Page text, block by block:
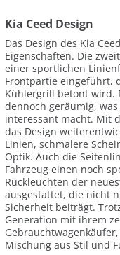
Kia Ceed Design
Das Design des Kia
Eigenschaften. Die
einer sportlichen
Frontpartie eingeführt,
Kühlergrill betont wird.
dennoch geräumig,
interessant macht. Mit
das Design
Linien, schmalere
Optik. Auch die
Fahrzeug einen noch
Rückleuchten der
ausgestattet, die nicht
Sicherheit beiträgt.
Generation mit ihrem
Mischung aus Stil und